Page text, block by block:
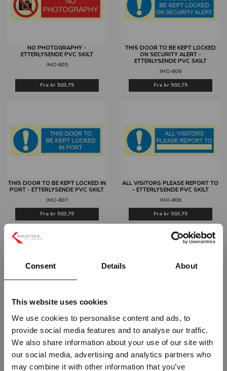
Consent Details About
This website uses cookies
We use cookies to personalise content and ads, to
provide social media features and to analyse our traffic.
We also share information about your use of our site with
our social media, advertising and analytics partners who
may combine it with other information that you’ve
NO PHOTOGRAPHY -
ETTERLYSENDE PVC SKILT
IMO-805
Fra kr 503,75
THIS DOOR TO BE KEPT LOCKED
ON SECURITY ALERT -
ETTERLYSENDE PVC SKILT
IMO-806
Fra kr 503,75
THIS DOOR TO BE KEPT LOCKED IN
PORT - ETTERLYSENDE PVC SKILT
IMO-807
Fra kr 503,75
ALL VISITORS PLEASE REPORT TO
- ETTERLYSENDE PVC SKILT
IMO-808
Fra kr 503,75
ETTERLYSENDE PVC SKILT
IMO-811
Fra kr 1 263,75
- ETTERLYSENDE PVC SKILT
IMO-812
Fra kr 1 263,75
Vennligst velg portal